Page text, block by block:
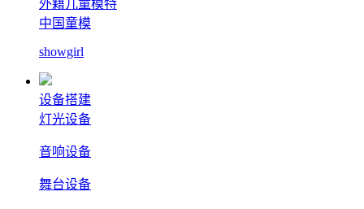
外籍儿童模特
中国童模
showgirl
设备搭建
灯光设备
音响设备
舞台设备